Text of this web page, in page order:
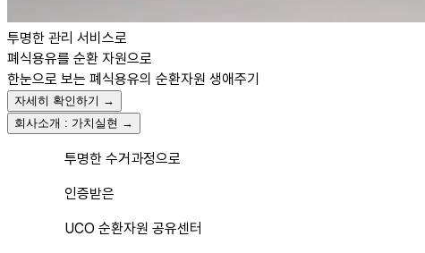
투명한 관리 서비스로
폐식용유를 순환 자원으로
한눈으로 보는 폐식용유의 순환자원 생애주기
자세히 확인하기 →
회사소개 : 가치실현 →
모바일 앱으로
빠르고 간편한
배송 및 수거 신청
직접 방문하는
믿을 수 있는
올수 수거 파트너
투명한 수거과정으로
인증받은
UCO 순환자원 공유센터
경매 시스템 기반,
앱에서 간편한
거래
친환경 연료로,
전환 가능한
UCO 수거 프로세스